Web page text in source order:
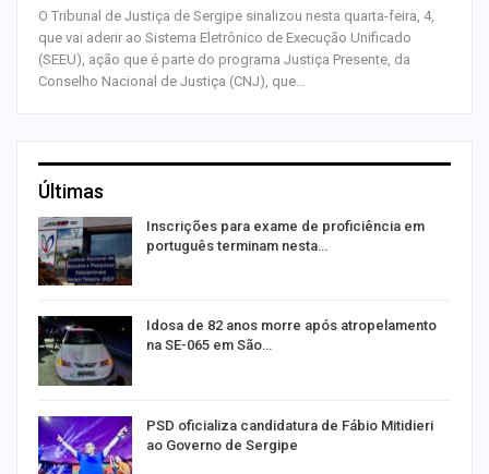
O Tribunal de Justiça de Sergipe sinalizou nesta quarta-feira, 4,
que vai aderir ao Sistema Eletrônico de Execução Unificado
(SEEU), ação que é parte do programa Justiça Presente, da
Conselho Nacional de Justiça (CNJ), que…
Últimas
Inscrições para exame de proficiência em
português terminam nesta…
Idosa de 82 anos morre após atropelamento
na SE-065 em São…
PSD oficializa candidatura de Fábio Mitidieri
ao Governo de Sergipe